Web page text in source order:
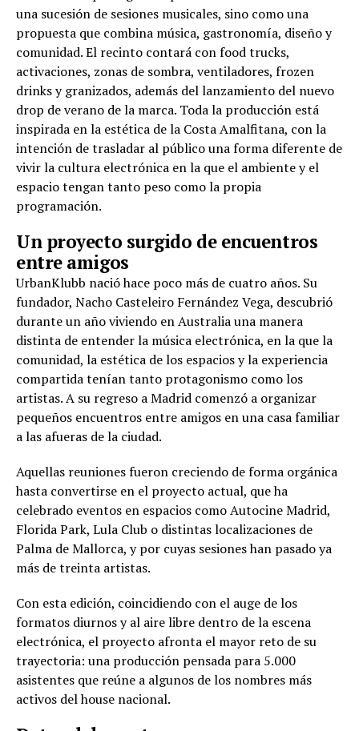
una sucesión de sesiones musicales, sino como una
propuesta que combina música, gastronomía, diseño y
comunidad. El recinto contará con food trucks,
activaciones, zonas de sombra, ventiladores, frozen
drinks y granizados, además del lanzamiento del nuevo
drop de verano de la marca. Toda la producción está
inspirada en la estética de la Costa Amalfitana, con la
intención de trasladar al público una forma diferente de
vivir la cultura electrónica en la que el ambiente y el
espacio tengan tanto peso como la propia
programación.
Un proyecto surgido de encuentros
entre amigos
UrbanKlubb nació hace poco más de cuatro años. Su
fundador, Nacho Casteleiro Fernández Vega, descubrió
durante un año viviendo en Australia una manera
distinta de entender la música electrónica, en la que la
comunidad, la estética de los espacios y la experiencia
compartida tenían tanto protagonismo como los
artistas. A su regreso a Madrid comenzó a organizar
pequeños encuentros entre amigos en una casa familiar
a las afueras de la ciudad.
Aquellas reuniones fueron creciendo de forma orgánica
hasta convertirse en el proyecto actual, que ha
celebrado eventos en espacios como Autocine Madrid,
Florida Park, Lula Club o distintas localizaciones de
Palma de Mallorca, y por cuyas sesiones han pasado ya
más de treinta artistas.
Con esta edición, coincidiendo con el auge de los
formatos diurnos y al aire libre dentro de la escena
electrónica, el proyecto afronta el mayor reto de su
trayectoria: una producción pensada para 5.000
asistentes que reúne a algunos de los nombres más
activos del house nacional.